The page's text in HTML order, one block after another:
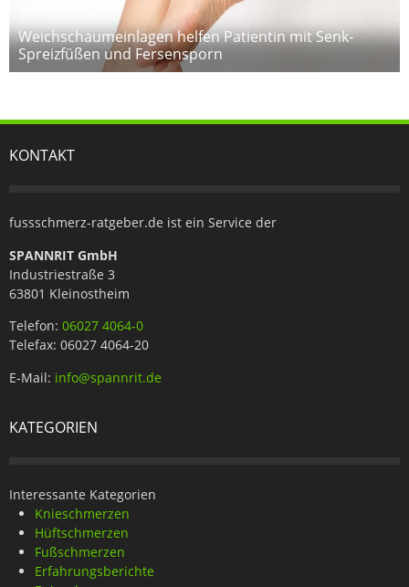
Weichschaumeinlagen helfen Patientin mit Senk-
Spreizfüßen und Fersensporn
KONTAKT
fussschmerz-ratgeber.de ist ein Service der
SPANNRIT GmbH
Industriestraße 3
63801 Kleinostheim
Telefon: 06027 4064-0
Telefax: 06027 4064-20
E-Mail: info@spannrit.de
KATEGORIEN
Interessante Kategorien
Knieschmerzen
Hüftschmerzen
Fußschmerzen
Erfahrungsberichte